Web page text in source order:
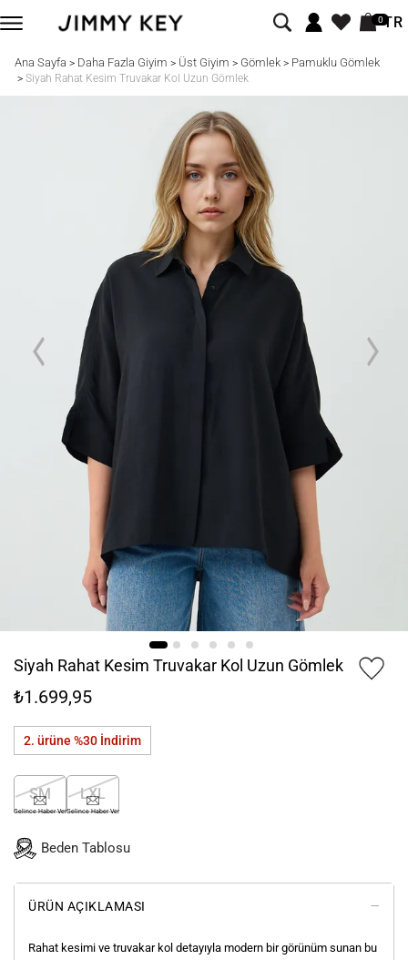
0TR
Ana Sayfa > Daha Fazla Giyim > Üst Giyim > Gömlek> Pamuklu Gömlek
> Siyah Rahat Kesim Truvakar Kol Uzun Gömlek
Siyah Rahat Kesim Truvakar Kol Uzun Gömlek
₺1.699,95
2. ürüne %30 İndirim
SM
Gelince Haber Ver
LXL
Gelince Haber Ver
Beden Tablosu
ÜRÜN AÇIKLAMASI
Rahat kesimi ve truvakar kol detayıyla modern bir görünüm sunan bu